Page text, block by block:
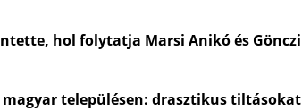
hol folytatja Marsi Anikó és Gönczi
magyar településen: drasztikus tiltásokat